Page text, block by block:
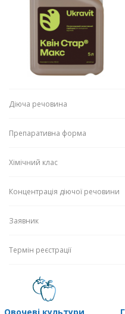
Діюча речовина
Препаративна форма
Хімічний клас
Концентрація діючої речовини
Заявник
Термін реєстрації